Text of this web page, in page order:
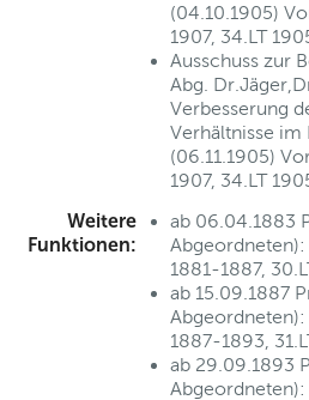
(04.10.1905)
1907, 34.LT
Ausschuss zur
Abg.
Verbesserung
Verhältnisse im
(06.11.1905)
1907, 34.LT
Weitere
Funktionen:
ab 06.04.1883
1881-1887,
ab 15.09.1887
1887-1893,
ab 29.09.1893
Abgeordneten):